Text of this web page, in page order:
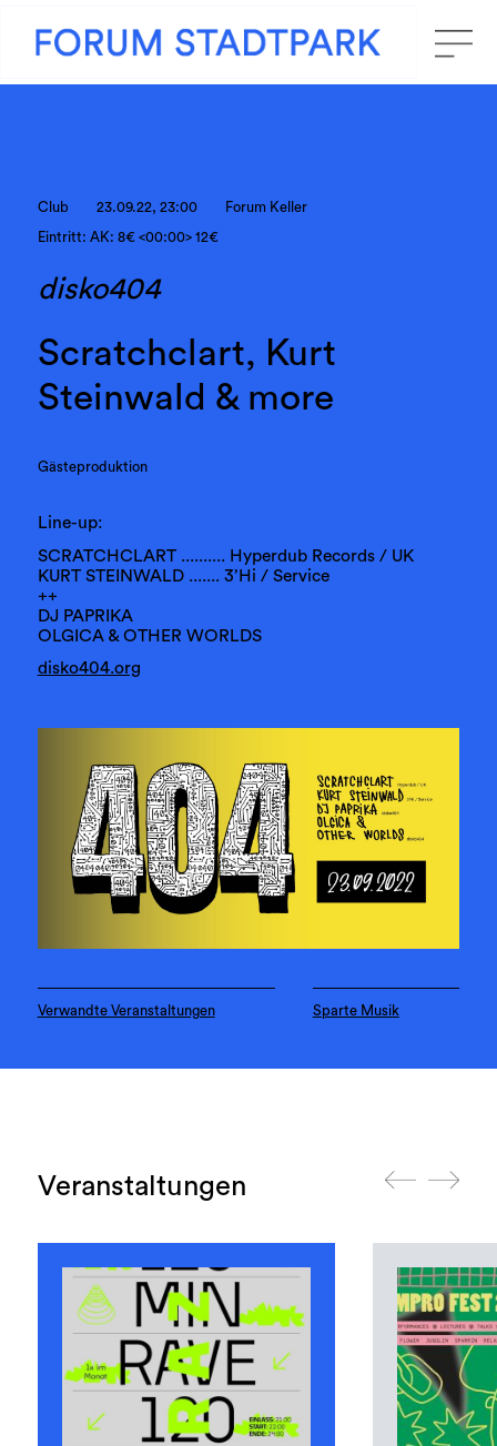
Club 23.09.22, 23:00 Forum Keller
Eintritt: AK: 8€ <00:00> 12€
disko404
Scratchclart, Kurt
Steinwald & more
Gästeproduktion
Line-up:
SCRATCHCLART .......... Hyperdub Records / UK
KURT STEINWALD ....... 3’Hi / Service
++
DJ PAPRIKA
OLGICA & OTHER WORLDS
disko404.org
Verwandte Veranstaltungen Sparte Musik
Veranstaltungen